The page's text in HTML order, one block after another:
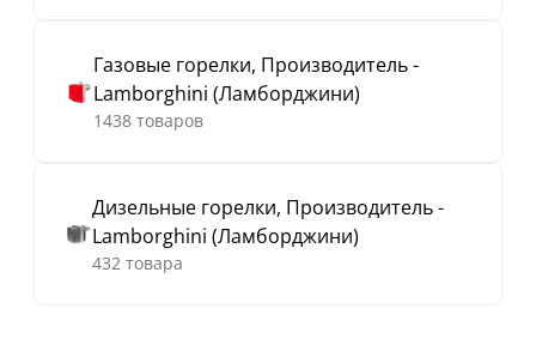
Газовые горелки, Производитель -
Lamborghini (Ламборджини)
1438 товаров
Дизельные горелки, Производитель -
Lamborghini (Ламборджини)
432 товара